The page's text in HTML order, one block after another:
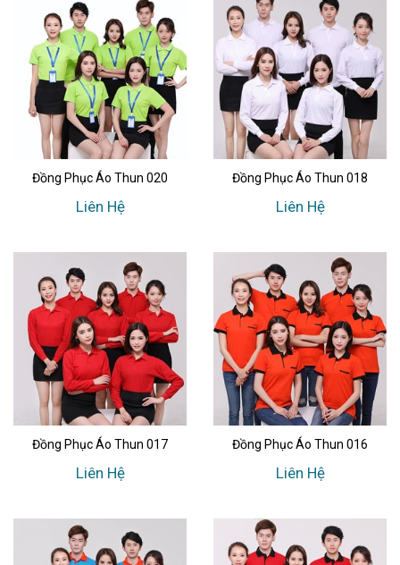
Đồng Phục Áo Thun 020
Liên Hệ
Đồng Phục Áo Thun 018
Liên Hệ
Đồng Phục Áo Thun 017
Liên Hệ
Đồng Phục Áo Thun 016
Liên Hệ